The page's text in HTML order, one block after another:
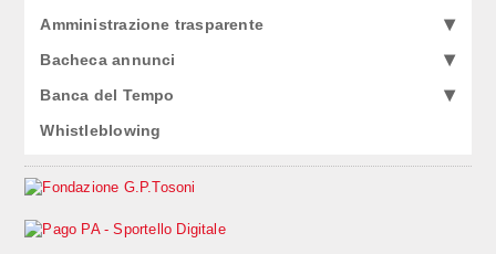
Amministrazione trasparente
Bacheca annunci
Banca del Tempo
Whistleblowing